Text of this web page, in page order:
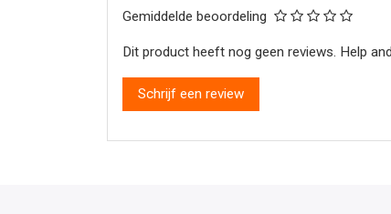
Gemiddelde beoordeling
Dit product heeft nog geen reviews. Help
Schrijf een review